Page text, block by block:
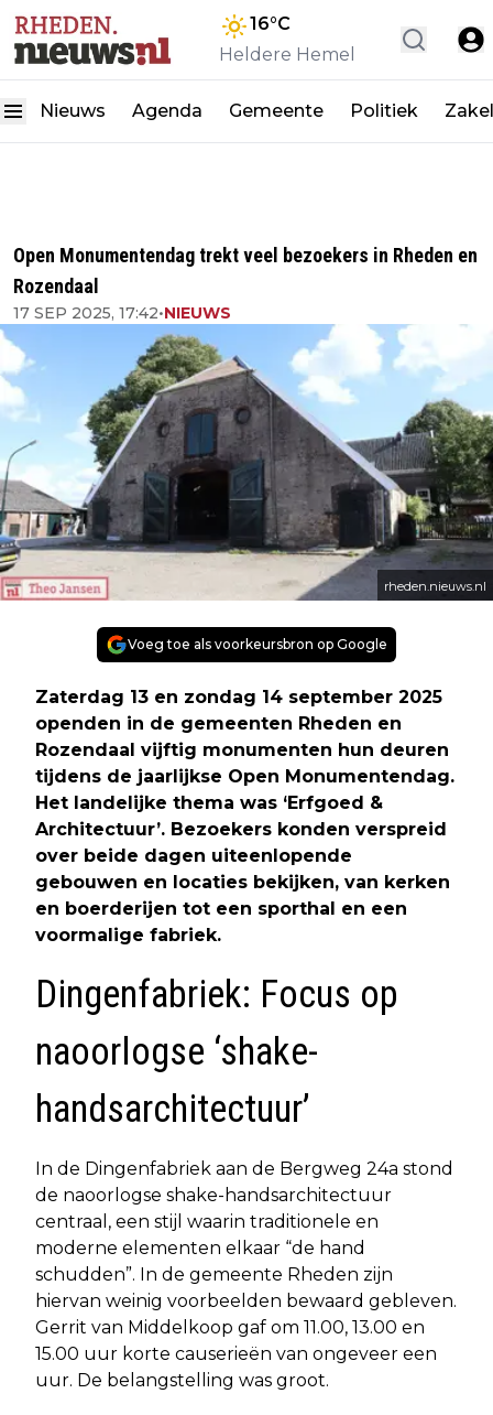
16°C
Heldere Hemel
Nieuws Agenda Gemeente Politiek
Open Monumentendag trekt veel bezoekers in Rheden en
Rozendaal
17 SEP 2025, 17:42•NIEUWS
rheden.nieuws.nl
Voeg toe als voorkeursbron op Google
Zaterdag 13 en zondag 14 september 2025
openden in de gemeenten Rheden en
Rozendaal vijftig monumenten hun deuren
tijdens de jaarlijkse Open Monumentendag.
Het landelijke thema was ‘Erfgoed &
Architectuur’. Bezoekers konden verspreid
over beide dagen uiteenlopende
gebouwen en locaties bekijken, van kerken
en boerderijen tot een sporthal en een
voormalige fabriek.
Dingenfabriek: Focus op
naoorlogse ‘shake-
handsarchitectuur’
In de Dingenfabriek aan de Bergweg 24a stond
de naoorlogse shake-handsarchitectuur
centraal, een stijl waarin traditionele en
moderne elementen elkaar “de hand
schudden”. In de gemeente Rheden zijn
hiervan weinig voorbeelden bewaard gebleven.
Gerrit van Middelkoop gaf om 11.00, 13.00 en
15.00 uur korte causerieën van ongeveer een
uur. De belangstelling was groot.